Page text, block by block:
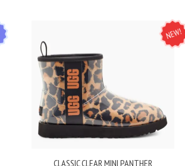
NEW
CLASSIC CLEAR MINI PANTHER